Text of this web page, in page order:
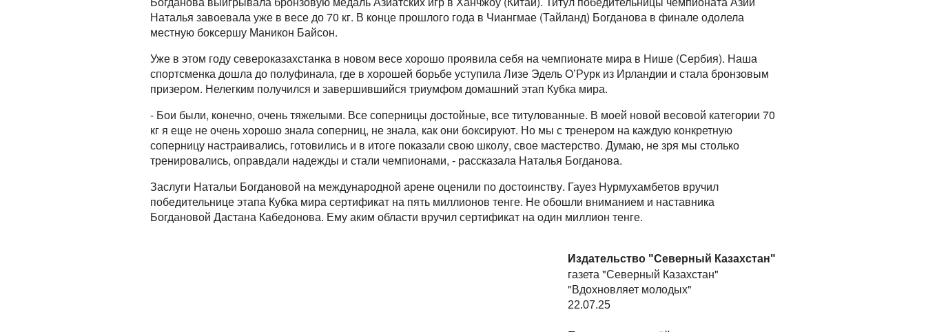
Наталья завоевала уже в весе до 70 кг. В конце прошлого года в Чиангмае (Тайланд) Богданова в финале одолела
местную боксершу Маникон Байсон.
Уже в этом году североказахстанка в новом весе хорошо проявила себя на чемпионате мира в Нише (Сербия). Наша
спортсменка дошла до полуфинала, где в хорошей борьбе уступила Лизе Эдель О’Рурк из Ирландии и стала бронзовым
призером. Нелегким получился и завершившийся триумфом домашний этап Кубка мира.
- Бои были, конечно, очень тяжелыми. Все соперницы достойные, все титулованные. В моей новой весовой категории 70
кг я еще не очень хорошо знала соперниц, не знала, как они боксируют. Но мы с тренером на каждую конкретную
соперницу настраивались, готовились и в итоге показали свою школу, свое мастерство. Думаю, не зря мы столько
тренировались, оправдали надежды и стали чемпионами, - рассказала Наталья Богданова.
Заслуги Натальи Богдановой на международной арене оценили по достоинству. Гауез Нурмухамбетов вручил
победительнице этапа Кубка мира сертификат на пять миллионов тенге. Не обошли вниманием и наставника
Богдановой Дастана Кабедонова. Ему аким области вручил сертификат на один миллион тенге.
Издательство "Северный Казахстан"
газета "Северный Казахстан"
"Вдохновляет молодых"
22.07.25